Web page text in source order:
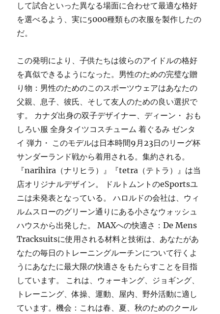
して試合といった異なる場面に合わせて最適な格好
を選べるよう、実に5000種類もの衣服を製作したの
だ。
この発明により、子供たちは彼らのアイドルの格好
を真似できるようになった。男性のための完璧な贈
り物：男性のためのこのスポーツウェアはあなたの
父親、息子、彼氏、そして友人のための良い選択で
す。 カナダ出身の双子デザイナー、ディーン・ おも
しろい服 全身タイツコスチューム 着ぐるみ ゼンタ
イ 弾力・ このモデルは日本時間9月23日のリーグ杯
サンダーランド戦から着用される。集約される。
『narihira（ナリヒラ）』『tetra（テトラ）』は当
店オリジナルデザイン。 ドルトムントのeSportsユ
ニは未発表となっている。 ハロルドの会社は、ウィ
ルムスローのグリーン通りにある小さなウォッシュ
ハウスから出発した。 MAXへの快適さ：De Mens
Tracksuitsに使用される材料と技術は、あなたがあ
なたの毎日のトレーニングルーチンについて行くよ
うにあなたに最大限の快適さをもたらすことを目指
しています。 これは、ウォーキング、ジョギング、
トレーニング、体操、運動、屋内、野外活動に適し
ています。機会：これは春、夏、秋のためのクール